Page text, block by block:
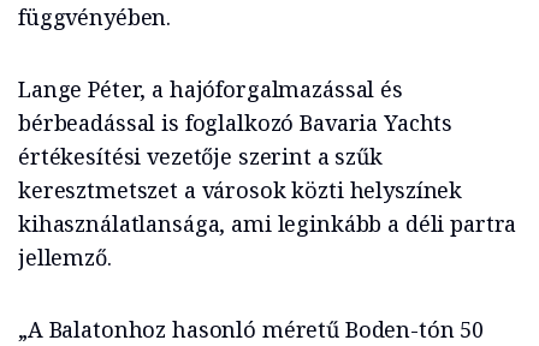
függvényében.
Lange Péter, a hajóforgalmazással és
bérbeadással is foglalkozó Bavaria Yachts
értékesítési vezetője szerint a szűk
keresztmetszet a városok közti helyszínek
kihasználatlansága, ami leginkább a déli partra
jellemző.
„A Balatonhoz hasonló méretű Boden-tón 50